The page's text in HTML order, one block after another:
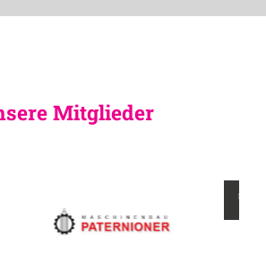
Mitglieder